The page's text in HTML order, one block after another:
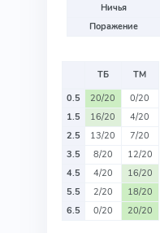
Ничья
Поражение
ТБ
ТМ
0.5
20/20
0/20
1.5
16/20
4/20
2.5
13/20
7/20
3.5
8/20
12/20
4.5
4/20
16/20
5.5
2/20
18/20
6.5
0/20 20/20